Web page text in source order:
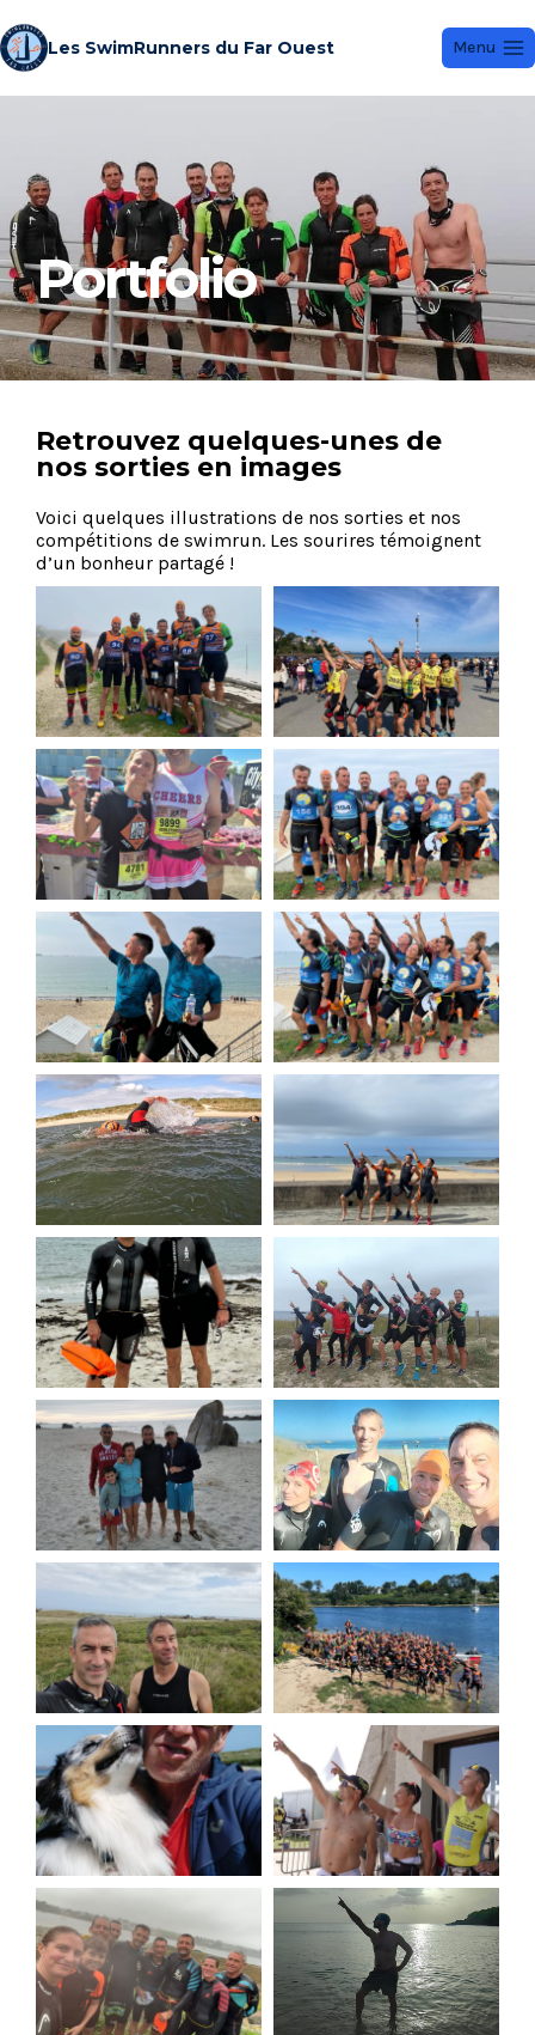
Les SwimRunners du Far Ouest Menu
Portfolio
Retrouvez quelques-unes de
nos sorties en images
Voici quelques illustrations de nos sorties et nos
compétitions de swimrun. Les sourires témoignent
d’un bonheur partagé !